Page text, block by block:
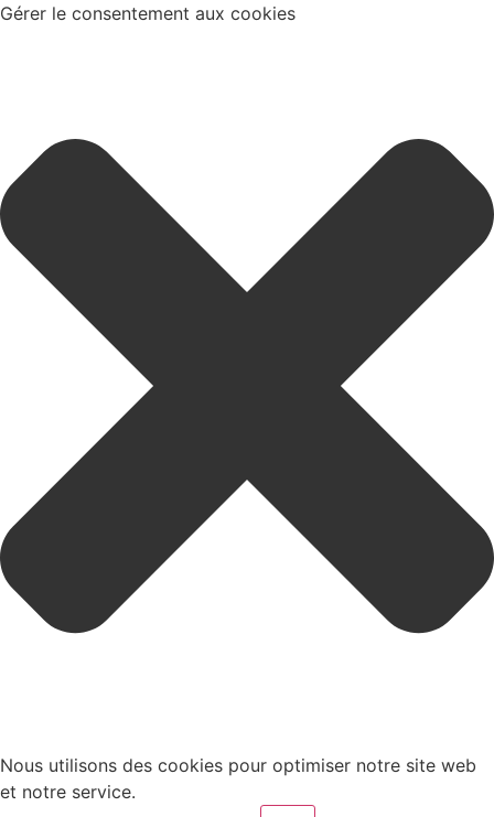
Gérer le consentement aux cookies
Nous utilisons des cookies pour optimiser notre site web
et notre service.